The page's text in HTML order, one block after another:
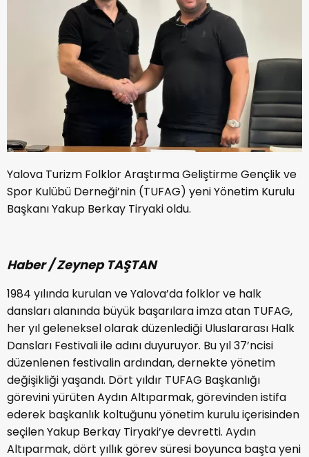
Yalova Turizm Folklor Araştırma Geliştirme Gençlik ve
Spor Kulübü Derneği’nin (TUFAG) yeni Yönetim Kurulu
Başkanı Yakup Berkay Tiryaki oldu.
Haber / Zeynep TAŞTAN
1984 yılında kurulan ve Yalova’da folklor ve halk
dansları alanında büyük başarılara imza atan TUFAG,
her yıl geleneksel olarak düzenlediği Uluslararası Halk
Dansları Festivali ile adını duyuruyor. Bu yıl 37’ncisi
düzenlenen festivalin ardından, dernekte yönetim
değişikliği yaşandı. Dört yıldır TUFAG Başkanlığı
görevini yürüten Aydın Altıparmak, görevinden istifa
ederek başkanlık koltuğunu yönetim kurulu içerisinden
seçilen Yakup Berkay Tiryaki’ye devretti. Aydın
Altıparmak, dört yıllık görev süresi boyunca başta yeni